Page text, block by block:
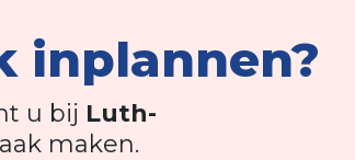
inplannen?
u bij Luth-
maken.